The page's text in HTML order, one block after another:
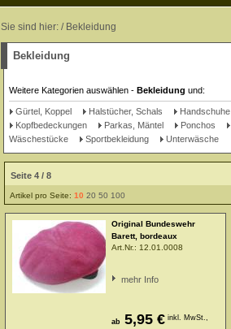
Sie sind hier: / Bekleidung
Bekleidung
Weitere Kategorien auswählen - Bekleidung und:
Gürtel, Koppel Halstücher, Schals Handschuhe
Kopfbedeckungen
Parkas, Mäntel Ponchos
Wäschestücke
Sportbekleidung Unterwäsche
Seite 4 / 8
Artikel pro Seite: 10 20 50 100
Original Bundeswehr
Barett, bordeaux
Art.Nr.: 12.01.0008
mehr Info
ab 5,95 € inkl. MwSt.,